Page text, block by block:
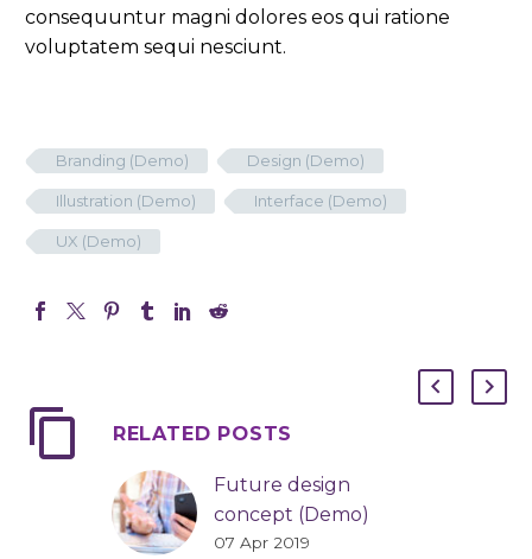
consequuntur magni dolores eos qui ratione
voluptatem sequi nesciunt.
Branding (Demo) Design (Demo)
Illustration (Demo) Interface (Demo)
UX (Demo)
RELATED POSTS
Future design
concept (Demo)
Lorem ipsum dolor sit
07 Apr 2019